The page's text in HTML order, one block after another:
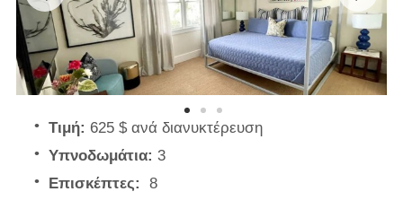
Τιμή: 625 $ ανά διανυκτέρευση
Υπνοδωμάτια: 3
Επισκέπτες: 8